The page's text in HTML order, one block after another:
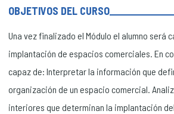
OBJETIVOS DEL CURSO
Una vez finalizado el Módulo el alumno será
implantación de espacios comerciales. En
capaz de: Interpretar la información que
organización de un espacio comercial.
interiores que determinan la implantación